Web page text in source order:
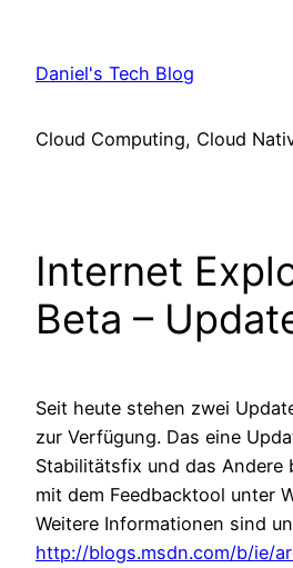
content
Daniel's Tech Blog
Cloud Computing, Cloud
Internet
Beta –
Seit heute stehen zwei
zur Verfügung. Das eine
Stabilitätsfix und das Andere
mit dem Feedbacktool unter
Weitere Informationen sind
http://blogs.msdn.com/b/ie/